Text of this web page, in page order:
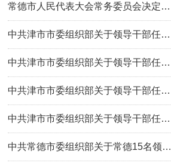
常德市人民代表大会常务委员会决定…
中共津市市委组织部关于领导干部任…
中共津市市委组织部关于领导干部任…
中共津市市委组织部关于领导干部任…
中共津市市委组织部关于领导干部任…
中共常德市委组织部关于常德15名领…